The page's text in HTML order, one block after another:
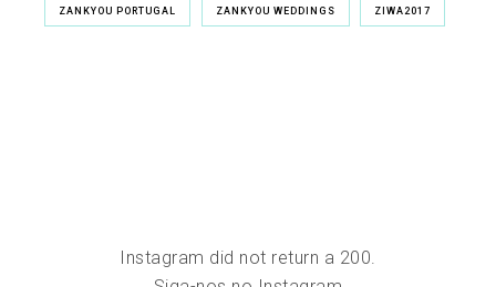
ZANKYOU PORTUGAL ZANKYOU WEDDINGS ZIWA2017
Instagram did not return a 200.